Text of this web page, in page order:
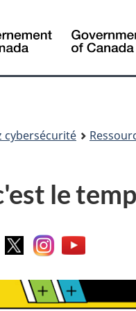
cybersécurité
le
X Instagram
YouTube